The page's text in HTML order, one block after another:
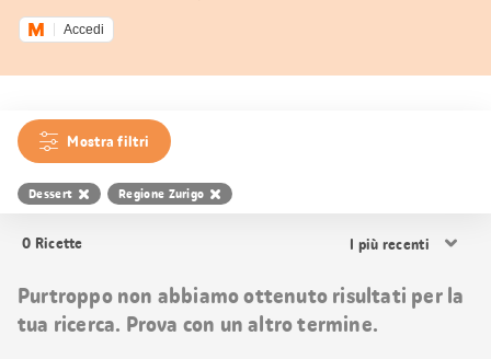
Accedi
Mostra filtri
Dessert Regione Zurigo
0 Ricette
i
Purtroppo non abbiamo ottenuto risultati per la
tua ricerca. Prova con un altro termine.